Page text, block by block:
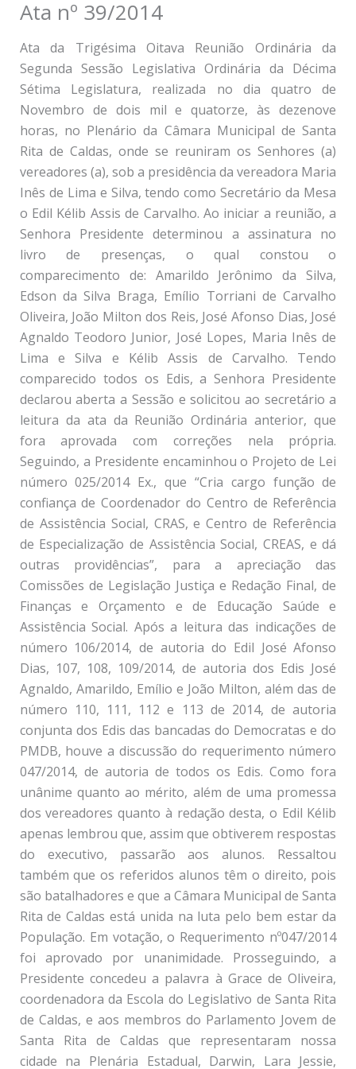
Ata nº 39/2014
Ata da Trigésima Oitava Reunião Ordinária da
Segunda Sessão Legislativa Ordinária da Décima
Sétima Legislatura, realizada no dia quatro de
Novembro de dois mil e quatorze, às dezenove
horas, no Plenário da Câmara Municipal de Santa
Rita de Caldas, onde se reuniram os Senhores (a)
vereadores (a), sob a presidência da vereadora Maria
Inês de Lima e Silva, tendo como Secretário da Mesa
o Edil Kélib Assis de Carvalho. Ao iniciar a reunião, a
Senhora Presidente determinou a assinatura no
livro de presenças, o qual constou o
comparecimento de: Amarildo Jerônimo da Silva,
Edson da Silva Braga, Emílio Torriani de Carvalho
Oliveira, João Milton dos Reis, José Afonso Dias, José
Agnaldo Teodoro Junior, José Lopes, Maria Inês de
Lima e Silva e Kélib Assis de Carvalho. Tendo
comparecido todos os Edis, a Senhora Presidente
declarou aberta a Sessão e solicitou ao secretário a
leitura da ata da Reunião Ordinária anterior, que
fora aprovada com correções nela própria.
Seguindo, a Presidente encaminhou o Projeto de Lei
número 025/2014 Ex., que “Cria cargo função de
confiança de Coordenador do Centro de Referência
de Assistência Social, CRAS, e Centro de Referência
de Especialização de Assistência Social, CREAS, e dá
outras providências”, para a apreciação das
Comissões de Legislação Justiça e Redação Final, de
Finanças e Orçamento e de Educação Saúde e
Assistência Social. Após a leitura das indicações de
número 106/2014, de autoria do Edil José Afonso
Dias, 107, 108, 109/2014, de autoria dos Edis José
Agnaldo, Amarildo, Emílio e João Milton, além das de
número 110, 111, 112 e 113 de 2014, de autoria
conjunta dos Edis das bancadas do Democratas e do
PMDB, houve a discussão do requerimento número
047/2014, de autoria de todos os Edis. Como fora
unânime quanto ao mérito, além de uma promessa
dos vereadores quanto à redação desta, o Edil Kélib
apenas lembrou que, assim que obtiverem respostas
do executivo, passarão aos alunos. Ressaltou
também que os referidos alunos têm o direito, pois
são batalhadores e que a Câmara Municipal de Santa
Rita de Caldas está unida na luta pelo bem estar da
População. Em votação, o Requerimento nº047/2014
foi aprovado por unanimidade. Prosseguindo, a
Presidente concedeu a palavra à Grace de Oliveira,
coordenadora da Escola do Legislativo de Santa Rita
de Caldas, e aos membros do Parlamento Jovem de
Santa Rita de Caldas que representaram nossa
cidade na Plenária Estadual, Darwin, Lara Jessie,